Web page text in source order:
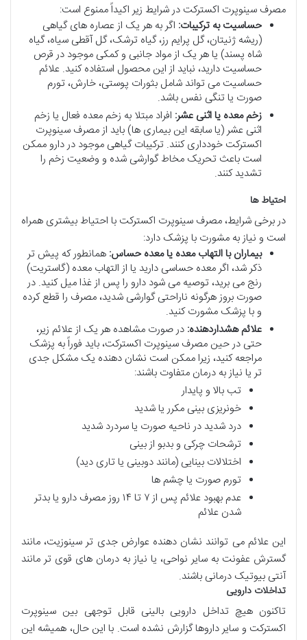
مصرف سینوپرت اکسترکت در شرایط زیر اکیداً ممنوع است:
حساسیت به ترکیبات: اگر به هر یک از عصاره های گیاهی
(ریشه ژنیتان، گل پرایم رز، گیاه ترشک، گل آقطی سیاه، گیاه
شاه پسند) یا هر یک از مواد جانبی و کمکی موجود در قرص
حساسیت دارید، نباید از این محصول استفاده کنید. علائم
حساسیت می تواند شامل بثورات پوستی، خارش، تورم
صورت یا تنگی نفس باشد.
زخم معده یا اثنی عشر: افراد مبتلا به زخم معده فعال یا زخم
اثنی عشر (یا سابقه این بیماری ها) باید از مصرف سینوپرت
اکسترکت خودداری کنند. ترکیبات گیاهی موجود در دارو ممکن
است باعث تحریک مخاط گوارشی شده و وضعیت زخم را
تشدید کنند.
احتیاط ها
در برخی شرایط، مصرف سینوپرت اکسترکت با احتیاط بیشتری همراه
است و نیاز به مشورت با پزشک دارد:
بیماران با التهاب معده یا معده حساس: همانطور که پیش تر
ذکر شد، اگر معده حساسی دارید یا از التهاب معده (گاستریت)
رنج می برید، توصیه می شود دارو را پس از غذا میل کنید. در
صورت بروز هرگونه ناراحتی گوارشی شدید، مصرف را قطع کرده
و با پزشک مشورت کنید.
علائم هشداردهنده: در صورت مشاهده هر یک از علائم زیر،
حتی در حین مصرف سینوپرت اکسترکت، باید فوراً به پزشک
مراجعه کنید، زیرا ممکن است نشان دهنده یک مشکل جدی
تر یا نیاز به درمان متفاوت باشند:
تب بالا و پایدار
خونریزی بینی مکرر یا شدید
درد شدید در ناحیه صورت یا سردرد شدید
ترشحات چرکی و بدبو از بینی
اختلالات بینایی (مانند دوبینی یا تاری دید)
تورم صورت یا چشم ها
عدم بهبود علائم پس از ۷ تا ۱۴ روز مصرف دارو یا بدتر
شدن علائم
این علائم می توانند نشان دهنده عوارض جدی تر سینوزیت، مانند
گسترش عفونت به سایر نواحی، یا نیاز به درمان های قوی تر مانند
آنتی بیوتیک درمانی باشند.
تداخلات دارویی
تاکنون هیچ تداخل دارویی بالینی قابل توجهی بین سینوپرت
اکسترکت و سایر داروها گزارش نشده است. با این حال، همیشه این